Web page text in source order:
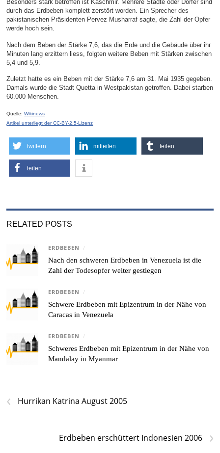
Besonders stark betroffen ist Kaschmir. Mehrere Städte oder Dörfer sind
durch das Erdbeben komplett zerstört worden. Ein Sprecher des
pakistanischen Präsidenten Pervez Musharraf sagte, die Zahl der Opfer
werde hoch sein.
Nach dem Beben der Stärke 7,6, das die Erde und die Gebäude über ihr
Minuten lang erzittern liess, folgten weitere Beben mit Stärken zwischen
5,4 und 5,9.
Zuletzt hatte es ein Beben mit der Stärke 7,6 am 31. Mai 1935 gegeben.
Damals wurde die Stadt Quetta in Westpakistan getroffen. Dabei starben
60.000 Menschen.
Quelle:Wikinews
Artikel unterliegt der CC-BY-2.5-Lizenz
twittern mitteilen teilen
teilen
RELATED POSTS
ERDBEBEN /
Nach den schweren Erdbeben in Venezuela ist die
Zahl der Todesopfer weiter gestiegen
ERDBEBEN /
Schwere Erdbeben mit Epizentrum in der Nähe von
Caracas in Venezuela
ERDBEBEN /
Schweres Erdbeben mit Epizentrum in der Nähe von
Mandalay in Myanmar
‹ Hurrikan Katrina August 2005
›
Erdbeben erschüttert Indonesien 2006